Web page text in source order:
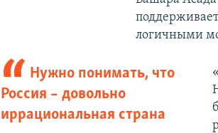
логичными
Нужно понимать, что
Россия – довольно
иррациональная страна